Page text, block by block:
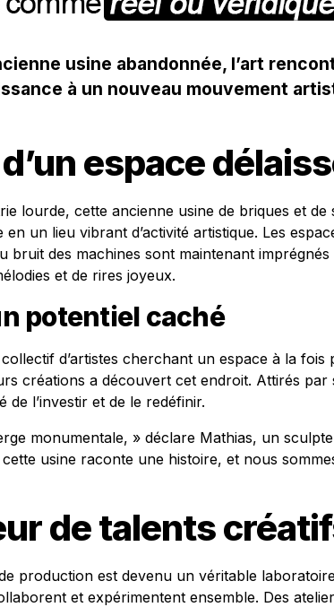
usine abandonnée, l’art
à un nouveau mouvement
espace
lourde, cette ancienne usine de briques et de
en un lieu vibrant d’activité artistique. Les
bruit des machines sont maintenant imprégnés
et de rires joyeux.
potentiel caché
d’artistes cherchant un espace à la fois
créations a découvert cet endroit. Attirés par
de l’investir et de le redéfinir.
monumentale, » déclare Mathias, un
usine raconte une histoire, et nous
de talents
production est devenu un véritable
et expérimentent ensemble. Des